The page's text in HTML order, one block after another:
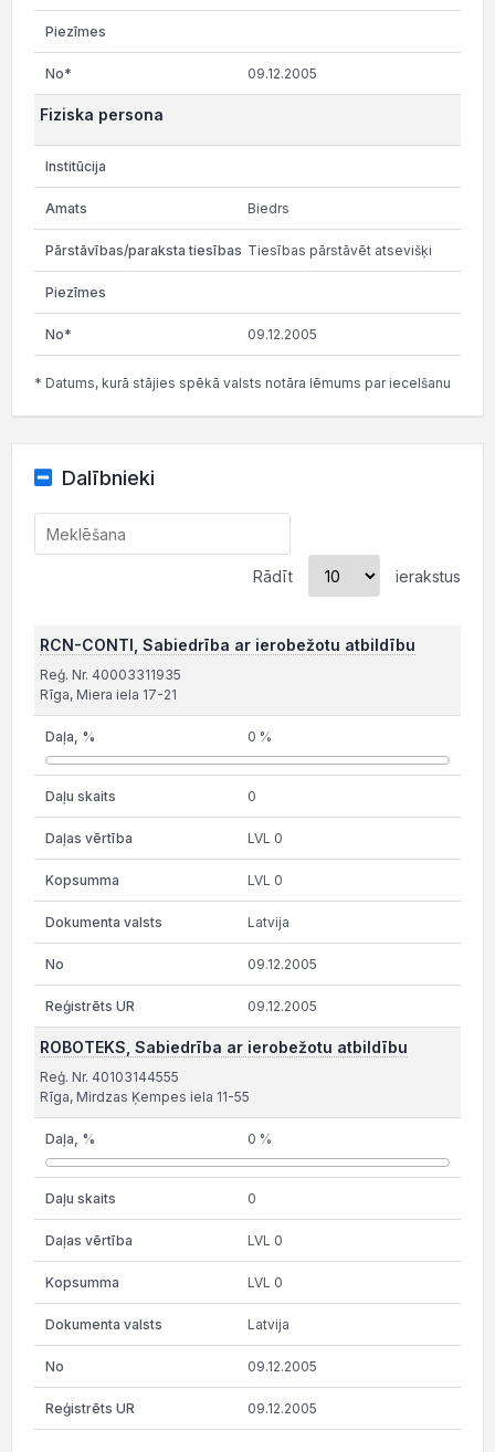
09.12.2005
Fiziska persona
Biedrs
Tiesības pārstāvēt atsevišķi
09.12.2005
* Datums, kurā stājies spēkā valsts notāra lēmums par iecelšanu
Dalībnieki
Rādīt ierakstus
RCN-CONTI, Sabiedrība ar ierobežotu atbildību
Reģ. Nr. 40003311935
Rīga, Miera iela 17-21
0 %
0
LVL 0
LVL 0
Latvija
09.12.2005
09.12.2005
ROBOTEKS, Sabiedrība ar ierobežotu atbildību
Reģ. Nr. 40103144555
Rīga, Mirdzas Ķempes iela 11-55
0 %
0
LVL 0
LVL 0
Latvija
09.12.2005
09.12.2005